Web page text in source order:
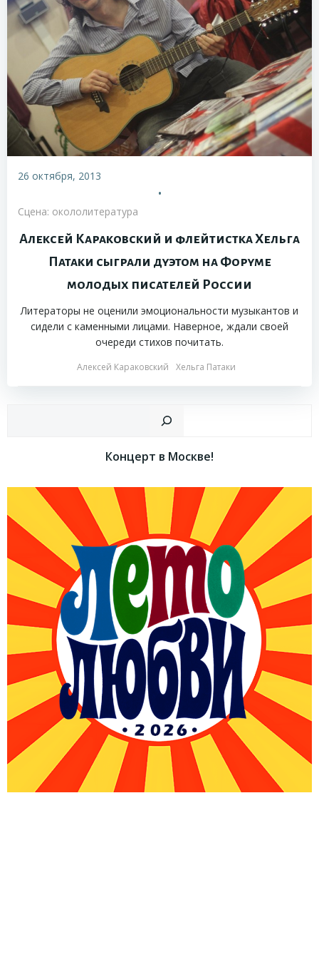
26 октября, 2013
•
Сцена: окололитература
Алексей Караковский и флейтистка Хельга
Патаки сыграли дуэтом на Форуме
молодых писателей России
Литераторы не оценили эмоциональности музыкантов и
сидели с каменными лицами. Наверное, ждали своей
очереди стихов почитать.
Алексей Караковский Хельга Патаки
Концерт в Москве!